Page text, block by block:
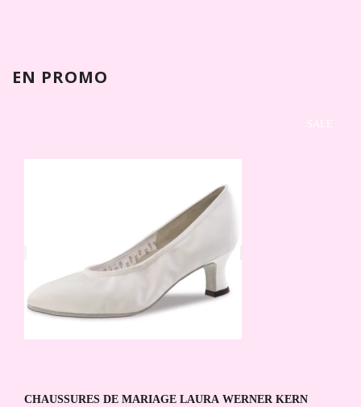
EN PROMO
SALE
CHAUSSURES DE MARIAGE LAURA WERNER KERN